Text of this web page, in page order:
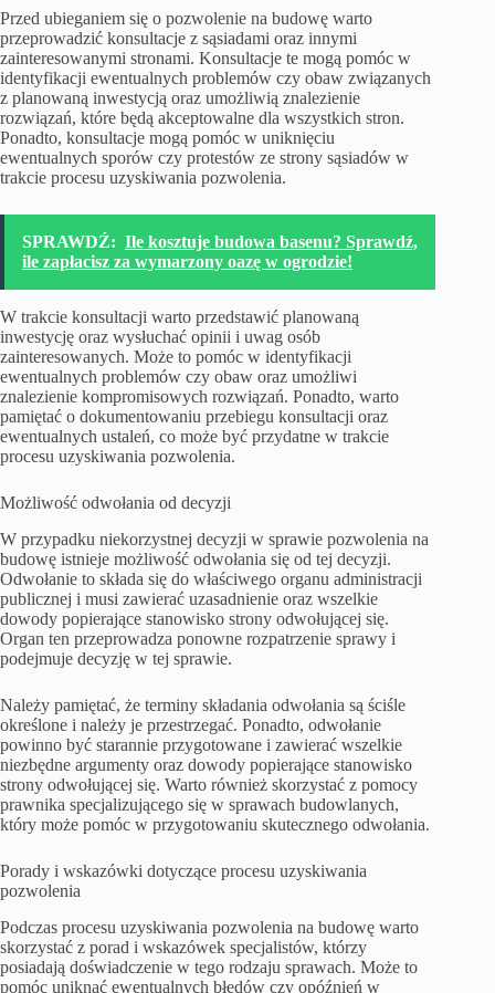
Przed ubieganiem się o pozwolenie na budowę warto
przeprowadzić konsultacje z sąsiadami oraz innymi
zainteresowanymi stronami. Konsultacje te mogą pomóc w
identyfikacji ewentualnych problemów czy obaw związanych
z planowaną inwestycją oraz umożliwią znalezienie
rozwiązań, które będą akceptowalne dla wszystkich stron.
Ponadto, konsultacje mogą pomóc w uniknięciu
ewentualnych sporów czy protestów ze strony sąsiadów w
trakcie procesu uzyskiwania pozwolenia.
SPRAWDŹ: Ile kosztuje budowa basenu? Sprawdź,
ile zapłacisz za wymarzony oazę w ogrodzie!
W trakcie konsultacji warto przedstawić planowaną
inwestycję oraz wysłuchać opinii i uwag osób
zainteresowanych. Może to pomóc w identyfikacji
ewentualnych problemów czy obaw oraz umożliwi
znalezienie kompromisowych rozwiązań. Ponadto, warto
pamiętać o dokumentowaniu przebiegu konsultacji oraz
ewentualnych ustaleń, co może być przydatne w trakcie
procesu uzyskiwania pozwolenia.
Możliwość odwołania od decyzji
W przypadku niekorzystnej decyzji w sprawie pozwolenia na
budowę istnieje możliwość odwołania się od tej decyzji.
Odwołanie to składa się do właściwego organu administracji
publicznej i musi zawierać uzasadnienie oraz wszelkie
dowody popierające stanowisko strony odwołującej się.
Organ ten przeprowadza ponowne rozpatrzenie sprawy i
podejmuje decyzję w tej sprawie.
Należy pamiętać, że terminy składania odwołania są ściśle
określone i należy je przestrzegać. Ponadto, odwołanie
powinno być starannie przygotowane i zawierać wszelkie
niezbędne argumenty oraz dowody popierające stanowisko
strony odwołującej się. Warto również skorzystać z pomocy
prawnika specjalizującego się w sprawach budowlanych,
który może pomóc w przygotowaniu skutecznego odwołania.
Porady i wskazówki dotyczące procesu uzyskiwania
pozwolenia
Podczas procesu uzyskiwania pozwolenia na budowę warto
skorzystać z porad i wskazówek specjalistów, którzy
posiadają doświadczenie w tego rodzaju sprawach. Może to
pomóc uniknąć ewentualnych błędów czy opóźnień w